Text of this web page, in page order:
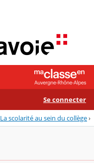
Se connecter
La scolarité au sein du collège›